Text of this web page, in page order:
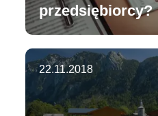
przedsiębiorcy?
22.11.2018